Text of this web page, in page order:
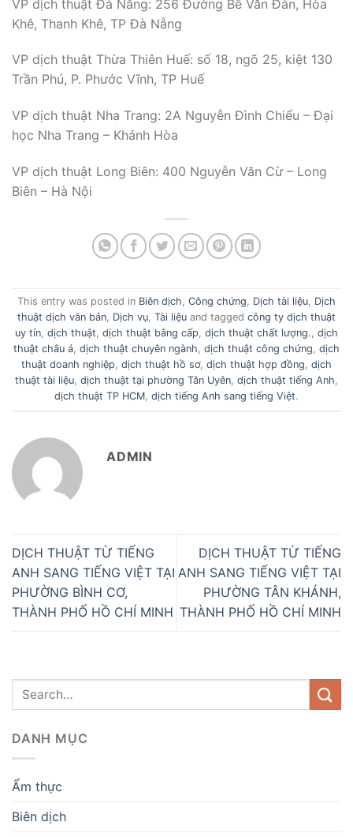
VP dịch thuật Đà Nẵng: 256 Đường Bế Văn Đàn, Hòa
Khê, Thanh Khê, TP Đà Nẵng
VP dịch thuật Thừa Thiên Huế: số 18, ngõ 25, kiệt 130
Trần Phú, P. Phước Vĩnh, TP Huế
VP dịch thuật Nha Trang: 2A Nguyễn Đình Chiểu – Đại
học Nha Trang – Khánh Hòa
VP dịch thuật Long Biên: 400 Nguyễn Văn Cừ – Long
Biên – Hà Nội
This entry was posted in Biên dịch, Công chứng, Dịch tài liệu, Dịch
thuật dịch văn bản, Dịch vụ, Tài liệu and tagged công ty dịch thuật
uy tín, dịch thuật, dịch thuật bằng cấp, dịch thuật chất lượng., dịch
thuật châu á, dịch thuật chuyên ngành, dịch thuật công chứng, dịch
thuật doanh nghiệp, dịch thuật hồ sơ, dịch thuật hợp đồng, dịch
thuật tài liệu, dịch thuật tại phường Tân Uyên, dịch thuật tiếng Anh,
dịch thuật TP HCM, dịch tiếng Anh sang tiếng Việt.
ADMIN
DỊCH THUẬT TỪ TIẾNG
ANH SANG TIẾNG VIỆT TẠI
PHƯỜNG BÌNH CƠ,
THÀNH PHỐ HỒ CHÍ MINH
DỊCH THUẬT TỪ TIẾNG
ANH SANG TIẾNG VIỆT TẠI
PHƯỜNG TÂN KHÁNH,
THÀNH PHỐ HỒ CHÍ MINH
DANH MỤC
Ẩm thực
Biên dịch